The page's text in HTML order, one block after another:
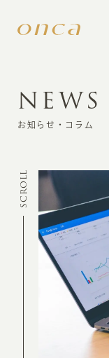
CREATION
MARKETING
お知らせ・コラム
SCROLL